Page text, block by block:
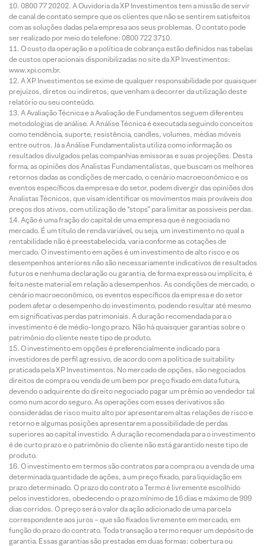
0800 77 20202. A Ouvidoria da XP Investimentos tem a missão de servir
de canal de contato sempre que os clientes que não se sentirem satisfeitos
com as soluções dadas pela empresa aos seus problemas. O contato pode
ser realizado por meio do telefone: 0800 722 3710.
O custo da operação e a política de cobrança estão definidos nas tabelas
de custos operacionais disponibilizadas no site da XP Investimentos:
www.xpi.com.br.
A XP Investimentos se exime de qualquer responsabilidade por quaisquer
prejuízos, diretos ou indiretos, que venham a decorrer da utilização deste
relatório ou seu conteúdo.
A Avaliação Técnica e a Avaliação de Fundamentos seguem diferentes
metodologias de análise. A Análise Técnica é executada seguindo conceitos
como tendência, suporte, resistência, candles, volumes, médias móveis
entre outros. Já a Análise Fundamentalista utiliza como informação os
resultados divulgados pelas companhias emissoras e suas projeções. Desta
forma, as opiniões dos Analistas Fundamentalistas, que buscam os melhores
retornos dadas as condições de mercado, o cenário macroeconômico e os
eventos específicos da empresa e do setor, podem divergir das opiniões dos
Analistas Técnicos, que visam identificar os movimentos mais prováveis dos
preços dos ativos, com utilização de “stops” para limitar as possíveis perdas.
Ação é uma fração do capital de uma empresa que é negociada no
mercado. É um título de renda variável, ou seja, um investimento no qual a
rentabilidade não é preestabelecida, varia conforme as cotações de
mercado. O investimento em ações é um investimento de alto risco e os
desempenhos anteriores não são necessariamente indicativos de resultados
futuros e nenhuma declaração ou garantia, de forma expressa ou implícita, é
feita neste material em relação a desempenhos. As condições de mercado, o
cenário macroeconômico, os eventos específicos da empresa e do setor
podem afetar o desempenho do investimento, podendo resultar até mesmo
em significativas perdas patrimoniais. A duração recomendada para o
investimento é de médio-longo prazo. Não há quaisquer garantias sobre o
patrimônio do cliente neste tipo de produto.
O investimento em opções é preferencialmente indicado para
investidores de perfil agressivo, de acordo com a política de suitability
praticada pela XP Investimentos. No mercado de opções, são negociados
direitos de compra ou venda de um bem por preço fixado em data futura,
devendo o adquirente do direito negociado pagar um prêmio ao vendedor tal
como num acordo seguro. As operações com esses derivativos são
consideradas de risco muito alto por apresentarem altas relações de risco e
retorno e algumas posições apresentarem a possibilidade de perdas
superiores ao capital investido. A duração recomendada para o investimento
é de curto prazo e o patrimônio do cliente não está garantido neste tipo de
produto.
O investimento em termos são contratos para compra ou a venda de uma
determinada quantidade de ações, a um preço fixado, para liquidação em
prazo determinado. O prazo do contrato a Termo é livremente escolhido
pelos investidores, obedecendo o prazo mínimo de 16 dias e máximo de 999
dias corridos. O preço será o valor da ação adicionado de uma parcela
correspondente aos juros – que são fixados livremente em mercado, em
função do prazo do contrato. Toda transação a termo requer um depósito de
garantia. Essas garantias são prestadas em duas formas: cobertura ou